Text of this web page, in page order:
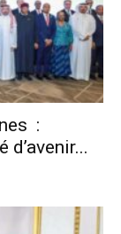
:
d’avenir...